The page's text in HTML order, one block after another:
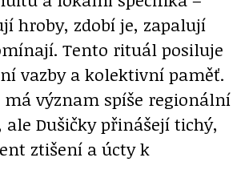
hroby, zdobí je, zapalují
Tento rituál posiluje
vazby a kolektivní paměť.
význam spíše regionální
Dušičky přinášejí tichý,
ztišení a úcty k